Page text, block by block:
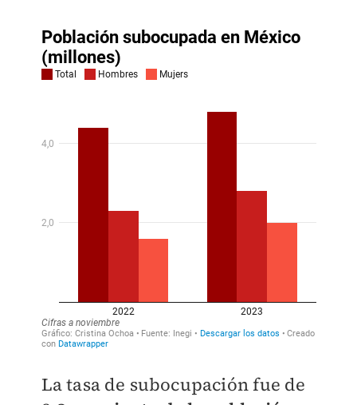
La tasa de subocupación fue de